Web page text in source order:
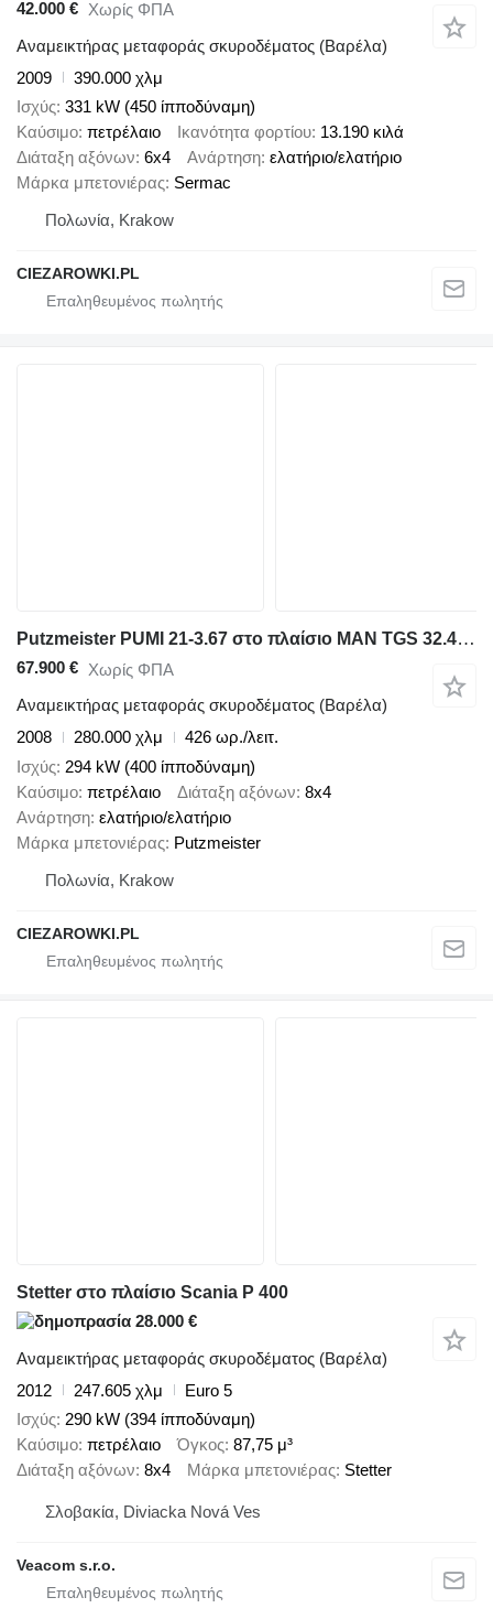
42.000 € Χωρίς ΦΠΑ
Αναμεικτήρας μεταφοράς σκυροδέματος (Βαρέλα)
2009
390.000 χλμ
Ισχύς 331 kW (450 ίπποδύναμη)
Καύσιμο πετρέλαιο Ικανότητα φορτίου 13.190 κιλά
Διάταξη αξόνων 6x4 Ανάρτηση ελατήριο/ελατήριο
Μάρκα μπετονιέρας Sermac
Πολωνία, Krakow
CIEZAROWKI.PL
Putzmeister PUMI 21-3.67 στο πλαίσιο MAN TGS 32.400 8x4 / Putzmeister PUMI 21-3.67 Concrete Mixer Pump /
67.900 € Χωρίς ΦΠΑ
Αναμεικτήρας μεταφοράς σκυροδέματος (Βαρέλα)
2008
280.000 χλμ
426 ωρ./λειτ.
Ισχύς 294 kW (400 ίπποδύναμη)
Καύσιμο πετρέλαιο Διάταξη αξόνων 8x4
Ανάρτηση ελατήριο/ελατήριο
Μάρκα μπετονιέρας Putzmeister
Πολωνία, Krakow
CIEZAROWKI.PL
Stetter στο πλαίσιο Scania P 400
28.000 €
Αναμεικτήρας μεταφοράς σκυροδέματος (Βαρέλα)
2012
247.605 χλμ
Euro 5
Ισχύς 290 kW (394 ίπποδύναμη)
Καύσιμο πετρέλαιο Όγκος 87,75 μ³
Διάταξη αξόνων 8x4 Μάρκα μπετονιέρας Stetter
Σλοβακία, Diviacka Nová Ves
Veacom s.r.o.